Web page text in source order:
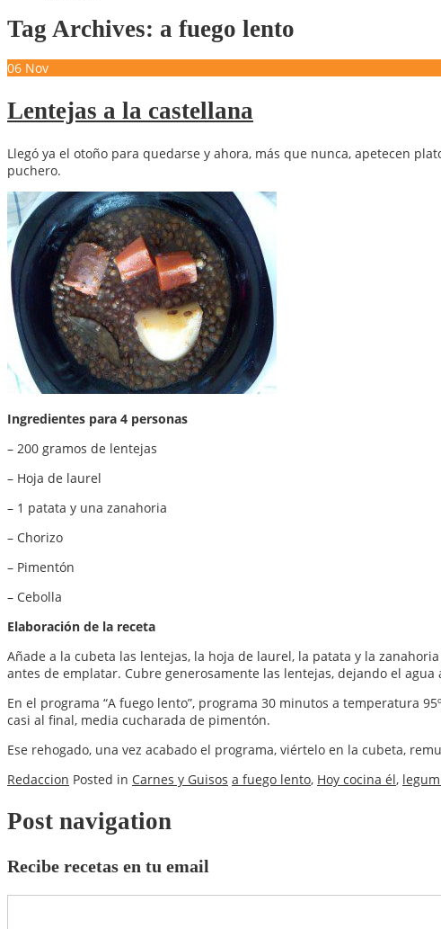
Tag Archives: a fuego lento
06 Nov
Lentejas a la castellana
Llegó ya el otoño para quedarse y ahora, más que nunca, apetecen
puchero.
Ingredientes para 4 personas
– 200 gramos de lentejas
– Hoja de laurel
– 1 patata y una zanahoria
– Chorizo
– Pimentón
– Cebolla
Elaboración de la receta
Añade a la cubeta las lentejas, la hoja de laurel, la patata y la
antes de emplatar. Cubre generosamente las lentejas, dejando el
En el programa “A fuego lento”, programa 30 minutos a temperatura
casi al final, media cucharada de pimentón.
Ese rehogado, una vez acabado el programa, viértelo en la cubeta,
Redaccion Posted in Carnes y Guisos a fuego lento, Hoy cocina él,
Post navigation
Recibe recetas en tu email